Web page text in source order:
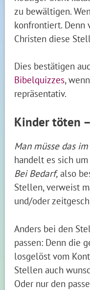
zu bewältigen.
konfrontiert. Denn
Christen diese
Dies bestätigen
Bibelquizzes,
repräsentativ.
Kinder töten
Man müsse das
handelt es sich
Bei Bedarf, also
Stellen, verweist
und/oder
Anders bei den
passen: Denn die
losgelöst vom
Stellen auch
Oder nur den